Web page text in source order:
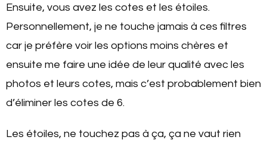
Ensuite, vous avez les cotes et les étoiles.
Personnellement, je ne touche jamais à ces filtres
car je préfère voir les options moins chères et
ensuite me faire une idée de leur qualité avec les
photos et leurs cotes, mais c’est probablement bien
d’éliminer les cotes de 6.
Les étoiles, ne touchez pas à ça, ça ne vaut rien